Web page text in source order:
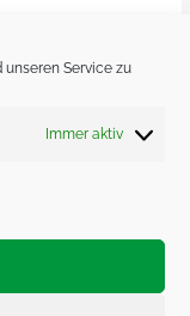
Service zu
Immer aktiv